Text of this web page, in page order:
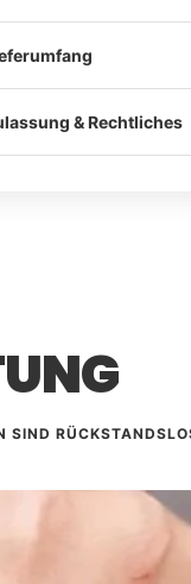
Lieferumfang sind alle
am Fahrzeug
& Rechtliches
unsere Carbonteile
kläre vorab, ob dein
es Probleme bei der
SIND